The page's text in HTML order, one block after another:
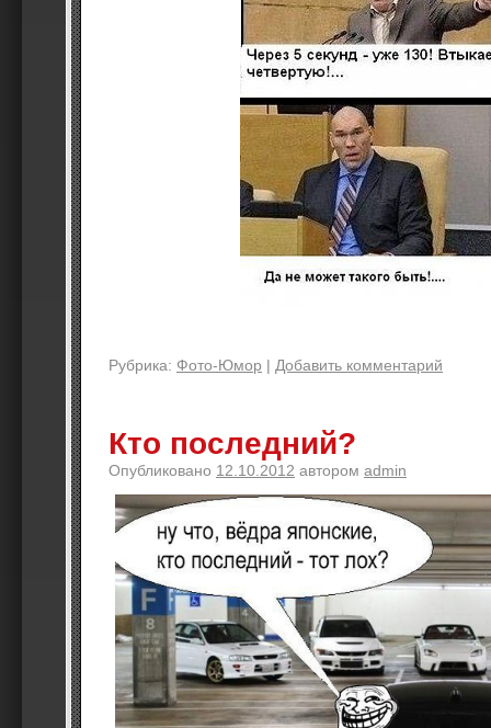
Рубрика: Фото-Юмор | Добавить комментарий
Кто последний?
Опубликовано 12.10.2012 автором admin